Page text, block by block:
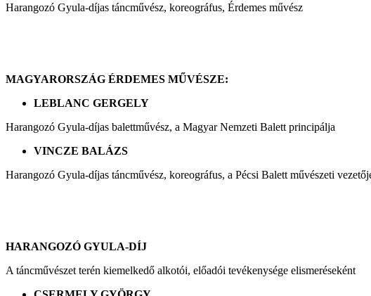
Harangozó Gyula-díjas táncművész, koreográfus, Érdemes művész
MAGYARORSZÁG ÉRDEMES MŰVÉSZE:
LEBLANC GERGELY
Harangozó Gyula-díjas balettművész, a Magyar Nemzeti Balett principálja
VINCZE BALÁZS
Harangozó Gyula-díjas táncművész, koreográfus, a Pécsi Balett művészeti
HARANGOZÓ GYULA-DÍJ
A táncművészet terén kiemelkedő alkotói, előadói tevékenysége elismeréseként